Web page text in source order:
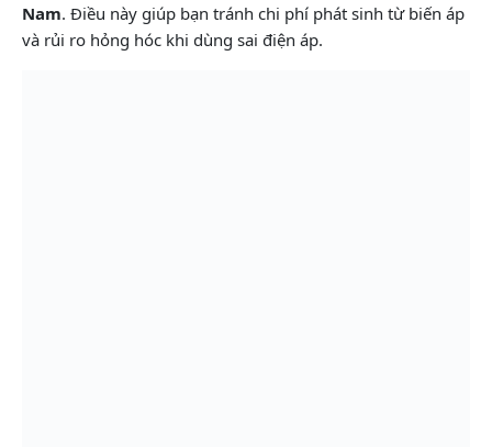
Nam. Điều này giúp bạn tránh chi phí phát sinh từ biến áp
và rủi ro hỏng hóc khi dùng sai điện áp.